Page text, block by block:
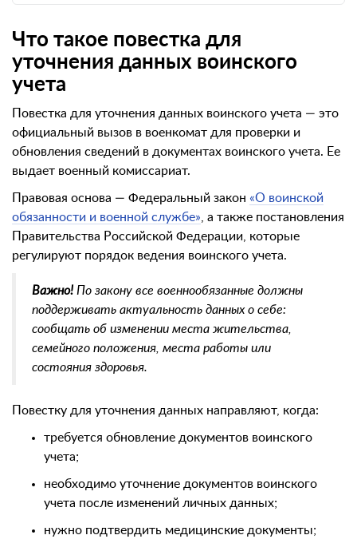
Что такое повестка для
уточнения данных воинского
учета
Повестка для уточнения данных воинского учета — это
официальный вызов в военкомат для проверки и
обновления сведений в документах воинского учета. Ее
выдает военный комиссариат.
Правовая основа — Федеральный закон «О воинской
обязанности и военной службе» , а также постановления
Правительства Российской Федерации, которые
регулируют порядок ведения воинского учета.
Важно! По закону все военнообязанные должны
поддерживать актуальность данных о себе:
сообщать об изменении места жительства,
семейного положения, места работы или
состояния здоровья.
Повестку для уточнения данных направляют, когда:
требуется обновление документов воинского
учета;
необходимо уточнение документов воинского
учета после изменений личных данных;
нужно подтвердить медицинские документы;